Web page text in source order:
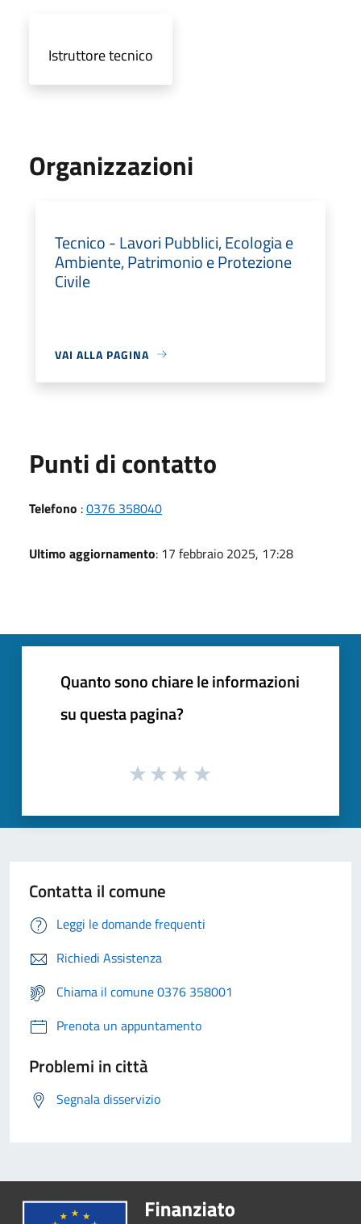
Istruttore tecnico
Organizzazioni
Tecnico - Lavori Pubblici, Ecologia e
Ambiente, Patrimonio e Protezione
Civile
VAI ALLA PAGINA
Punti di contatto
Telefono :0376 358040
Ultimo aggiornamento: 17 febbraio 2025, 17:28
Quanto sono chiare le informazioni
su questa pagina?
Contatta il comune
Leggi le domande frequenti
Richiedi Assistenza
Chiama il comune 0376 358001
Prenota un appuntamento
Problemi in città
Segnala disservizio